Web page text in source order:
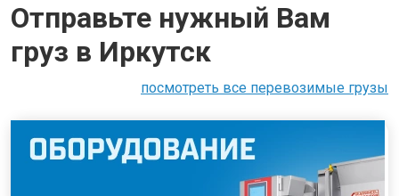
Отправьте нужный Вам
груз в Иркутск
посмотреть все перевозимые грузы